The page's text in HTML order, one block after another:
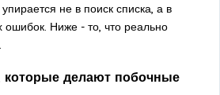
не в поиск списка, а в
ошибок. Ниже - то, что реально
делают побочные